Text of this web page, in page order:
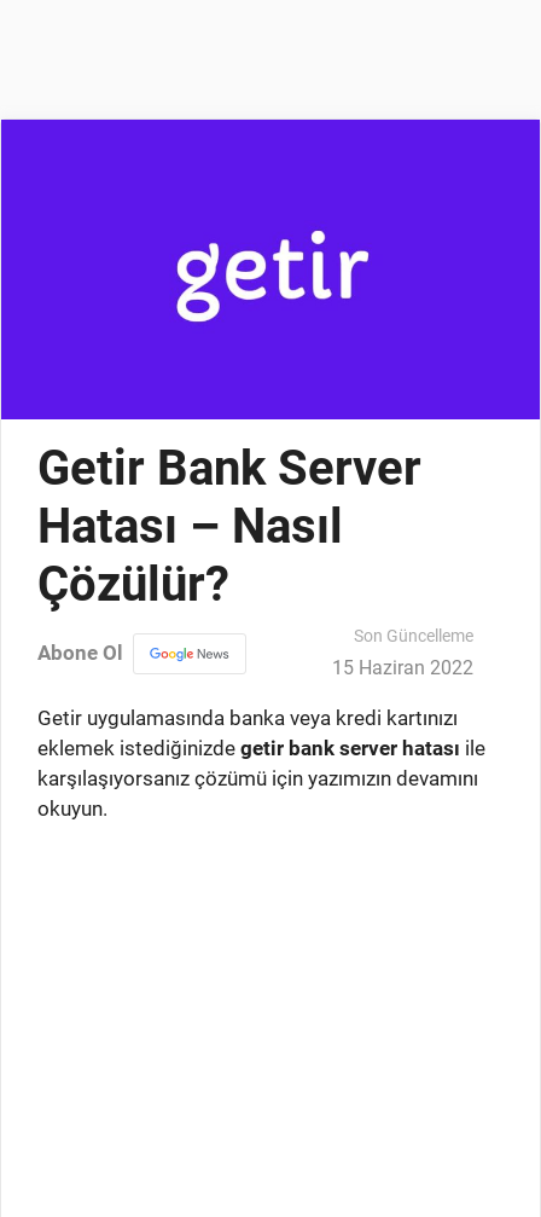
Getir Bank Server
Hatası – Nasıl
Çözülür?
Abone Ol
Son Güncelleme
15 Haziran 2022
Getir uygulamasında banka veya kredi kartınızı
eklemek istediğinizde getir bank server hatası ile
karşılaşıyorsanız çözümü için yazımızın devamını
okuyun.